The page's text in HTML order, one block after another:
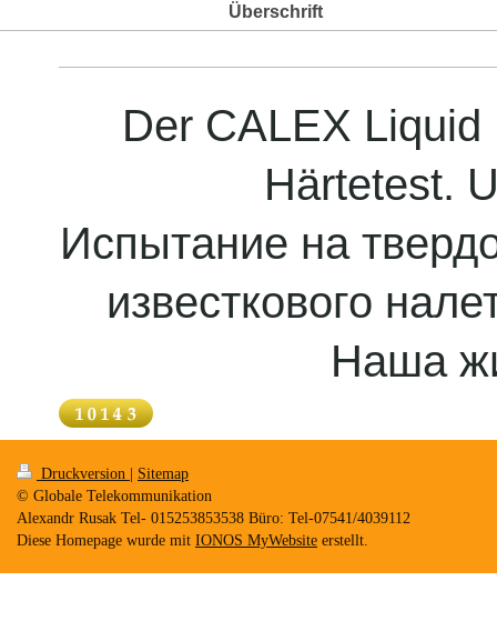
Überschrift
Der CALEX
Härtetest.
Испытание на
известкового
Наша
Druckversion | Sitemap
© Globale Telekommunikation
Alexandr Rusak Tel- 015253853538 Büro: Tel-07541/4039112
Diese Homepage wurde mit IONOS MyWebsite erstellt.